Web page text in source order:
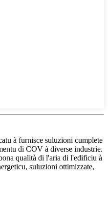
à furnisce suluzioni cumplete
di COV à diverse industrie.
qualità di l'aria di l'edificiu à
suluzioni ottimizzate,